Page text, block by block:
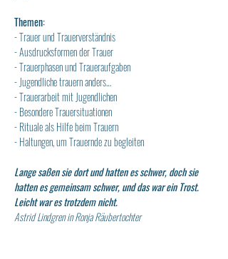
Themen:
- Trauer und Trauerverständnis
- Ausdrucksformen der Trauer
- Trauerphasen und Traueraufgaben
- Jugendliche trauern anders…
- Trauerarbeit mit Jugendlichen
- Besondere Trauersituationen
- Rituale als Hilfe beim Trauern
- Haltungen, um Trauernde zu begleiten
Lange saßen sie dort und hatten es schwer, doch sie
hatten es gemeinsam schwer, und das war ein Trost.
Leicht war es trotzdem nicht.
Astrid Lindgren in Ronja Räubertochter